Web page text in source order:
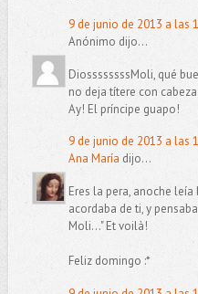
9 de junio de 2013 a las
Anónimo dijo...
DiossssssssMoli, qué
no deja títere con cabeza.
Ay! El príncipe guapo!
9 de junio de 2013 a las
Ana María dijo...
Eres la pera, anoche
acordaba de ti, y
Moli..." Et voilà!
Feliz domingo :*